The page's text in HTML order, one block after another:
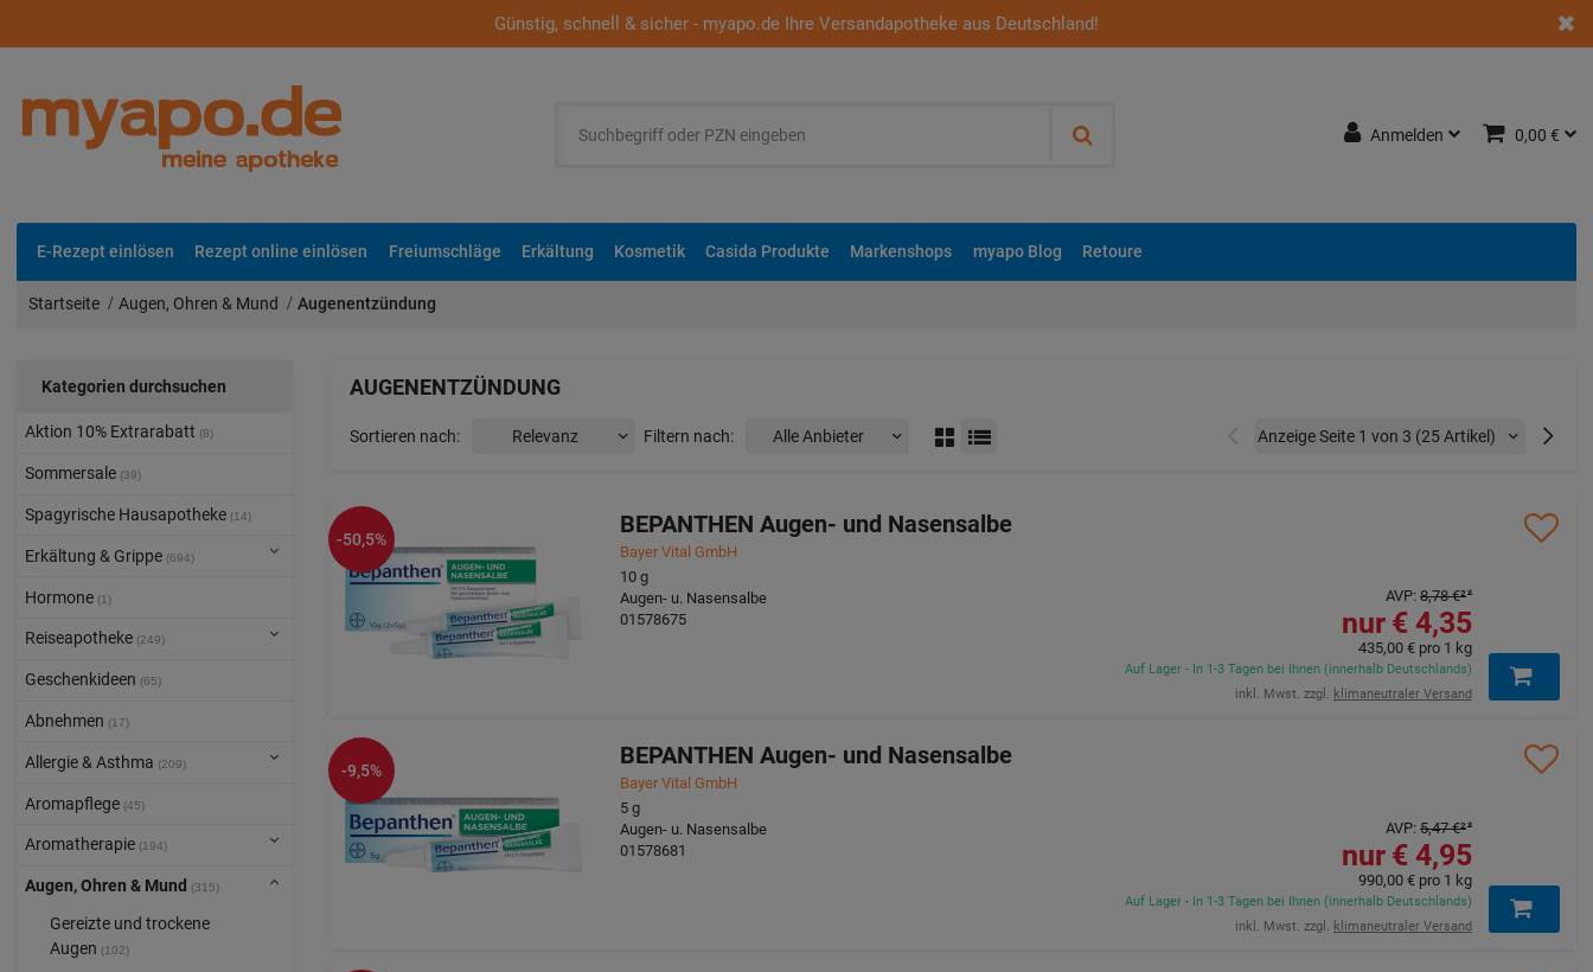
Günstig, schnell & sicher - myapo.de Ihre Versandapotheke aus Deutschland!
Anmelden 0,00 €
E-Rezept einlösen Rezept online einlösen Freiumschläge Erkältung Kosmetik Casida Produkte Markenshops myapo Blog Retoure
Startseite Augen, Ohren & Mund Augenentzündung
AUGENENTZÜNDUNG
Sortieren nach: Filtern nach: Vorherige Nächste
BEPANTHEN Augen- und Nasensalbe
Bayer Vital GmbH
10 g
Augen- u. Nasensalbe
01578675
4,35 €
AVP: 8,78 €²
Auf Lager - In 1-3 Tagen bei Ihnen (innerhalb Deutschlands)
inkl. Mwst. zzgl. klimaneutraler Versand
435,00 €pro 1 kg
-50,5%
BEPANTHEN Augen- und Nasensalbe
Bayer Vital GmbH
5 g
Augen- u. Nasensalbe
01578681
4,95 €
AVP: 5,47 €²
Auf Lager - In 1-3 Tagen bei Ihnen (innerhalb Deutschlands)
inkl. Mwst. zzgl. klimaneutraler Versand
990,00 €pro 1 kg
-9,5%
Kategorien durchsuchen
Aktion 10% Extrarabatt (8)
Sommersale (39)
Spagyrische Hausapotheke (14)
Erkältung & Grippe (694)
Hormone (1)
Reiseapotheke (249)
Geschenkideen (65)
Abnehmen (17)
Allergie & Asthma (209)
Aromapflege (45)
Aromatherapie (194)
Augen, Ohren & Mund (315)
Gereizte und trockene
Augen (102)